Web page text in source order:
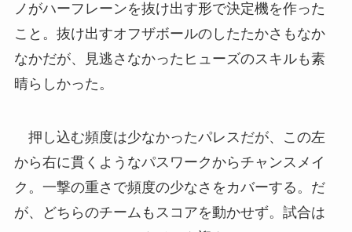
ノがハーフレーンを抜け出す形で決定機を作った
こと。抜け出すオフザボールのしたたかさもなか
なかだが、見逃さなかったヒューズのスキルも素
晴らしかった。
押し込む頻度は少なかったパレスだが、この左
から右に貫くようなパスワークからチャンスメイ
ク。一撃の重さで頻度の少なさをカバーする。だ
が、どちらのチームもスコアを動かせず。試合は